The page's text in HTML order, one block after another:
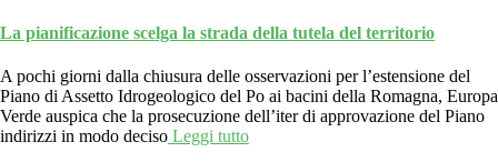
La pianificazione scelga la strada della tutela del territorio
A pochi giorni dalla chiusura delle osservazioni per l’estensione del
Piano di Assetto Idrogeologico del Po ai bacini della Romagna, Europa
Verde auspica che la prosecuzione dell’iter di approvazione del Piano
indirizzi in modo deciso Leggi tutto